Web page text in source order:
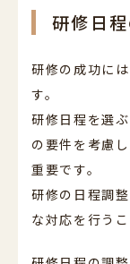
研修日
研修の成功に
す。
研修日程を選
の要件を考慮
重要です。
研修の日程調
な対応を行う